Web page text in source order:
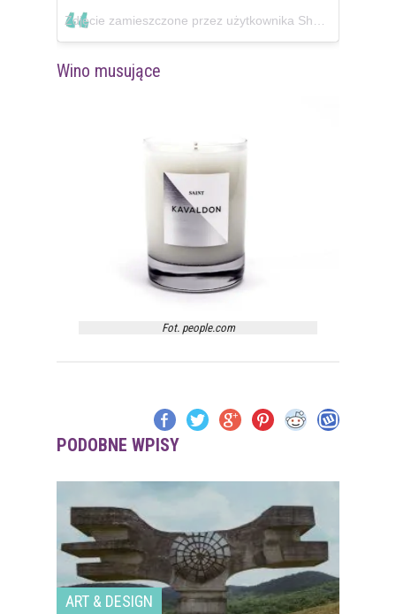
Zdjęcie zamieszczone przez użytkownika Shelby (@shelbelina722)
Wino musujące
Fot. people.com
PODOBNE WPISY
ART & DESIGN